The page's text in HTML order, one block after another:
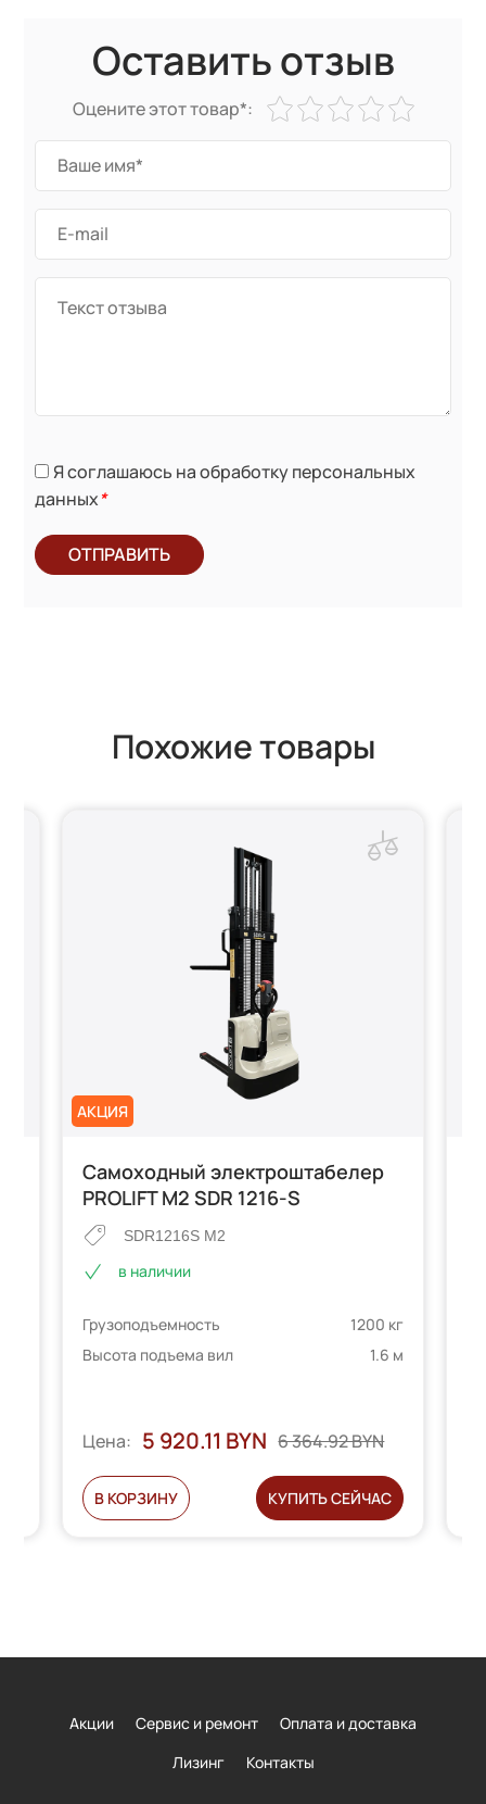
Оставить отзыв
Оцените этот товар*:
Я соглашаюсь на обработку персональных
данных*
ОТПРАВИТЬ
Похожие товары
АКЦИЯ
Самоходный электроштабелер
PROLIFT M2 SDR 1216-S
SDR1216S M2
в наличии
Грузоподъемность
1200 кг
Высота подъема вил
1.6 м
Цена: 5 920.11 BYN 6 364.92 BYN
В КОРЗИНУ КУПИТЬ СЕЙЧАС
Акции Сервис и ремонт
Оплата и доставка
Лизинг
Контакты